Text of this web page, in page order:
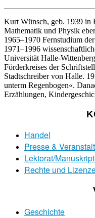
Kurt Wünsch, geb. 1939 in
Mathematik und Physik
1965–1970 Fernstudium
1971–1996
Universität Halle-
Förderkreises der
Stadtschreiber von Halle.
unterm Regenbogen«.
Erzählungen,
Handel
Presse &
Lektorat/
Rechte und
Geschichte